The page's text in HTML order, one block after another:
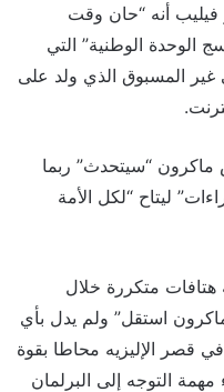
فيليب أنه “حان وقت
الوحدة الوطنية” التي
المسبوق الذي ولد على
ماكرون “سيتحدث” ربما
ليتاح “لكل الأمة
متكررة خلال
استقل” ولم يدل بأي
قصر الإليزيه محاطا بقوة
التوجه إلى البرلمان